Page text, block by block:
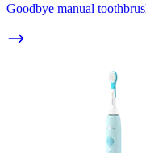
Goodbye manual